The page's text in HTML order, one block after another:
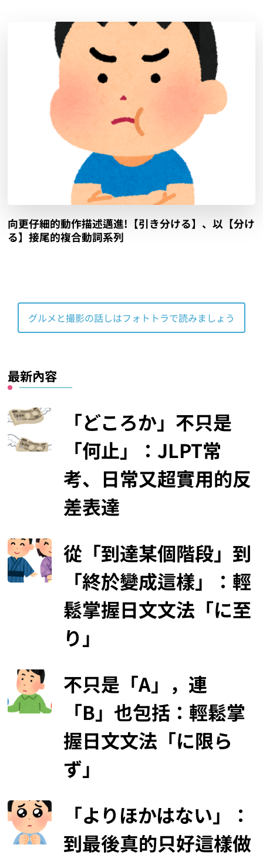
向更仔細的動作描述邁進!【引き分ける】、以【分け
る】接尾的複合動詞系列
グルメと撮影の話しはフォトトラで読みましょう
最新內容
「どころか」不只是
「何止」：JLPT常
考、日常又超實用的反
差表達
從「到達某個階段」到
「終於變成這樣」：輕
鬆掌握日文文法「に至
り」
不只是「A」，連
「B」也包括：輕鬆掌
握日文文法「に限ら
ず」
「よりほかはない」：
到最後真的只好這樣做